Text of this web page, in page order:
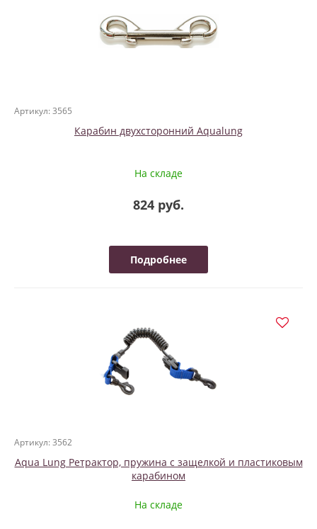
Артикул: 3565
Карабин двухсторонний Aqualung
На складе
824 руб.
Подробнее
Артикул: 3562
Aqua Lung Ретрактор, пружина с защелкой и пластиковым
карабином
На складе